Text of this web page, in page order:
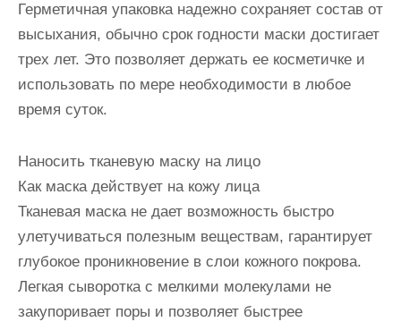
Герметичная упаковка надежно сохраняет состав от
высыхания, обычно срок годности маски достигает
трех лет. Это позволяет держать ее косметичке и
использовать по мере необходимости в любое
время суток.
Наносить тканевую маску на лицо
Как маска действует на кожу лица
Тканевая маска не дает возможность быстро
улетучиваться полезным веществам, гарантирует
глубокое проникновение в слои кожного покрова.
Легкая сыворотка с мелкими молекулами не
закупоривает поры и позволяет быстрее